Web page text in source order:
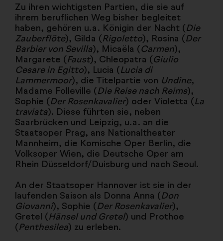
Zu ihren wichtigsten Partien, die sie auf
ihrem beruflichen Weg bisher begleitet
haben, gehören u.a. Königin der Nacht (Die
Zauberflöte), Gilda (Rigoletto), Rosina (Der
Barbier von Sevilla), Micaëla (Carmen),
Margarete (Faust), Chleopatra (Giulio
Cesare in Egitto), Lucia (Lucia di
Lammermoor), die Titelpartie von Undine,
Madame Folleville (Die Reise nach Reims),
Sophie (Der Rosenkavalier) oder Violetta (La
traviata). Diese führten sie, neben
Saarbrücken und Leipzig, u.a. an die
Staatsoper Prag, ans Nationaltheater
Mannheim, die Komische Oper Berlin, die
Volksoper Wien, die Deutsche Oper am
Rhein Düsseldorf/Duisburg und nach Seoul.
An der Staatsoper Hannover ist sie in der
laufenden Saison als Donna Anna (Don
Giovanni), Sophie (Der Rosenkavalier),
Gretel (Hänsel und Gretel) und Prothoe
(Penthesilea) zu erleben.